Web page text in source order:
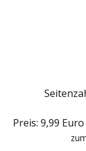
Preis: 9,99